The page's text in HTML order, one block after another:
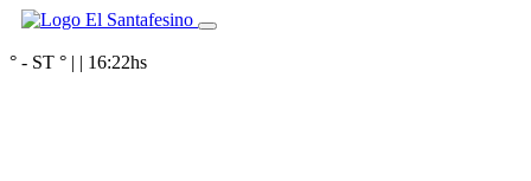
° - ST ° | | 16:22hs